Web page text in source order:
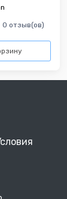
0 отзыв(ов)